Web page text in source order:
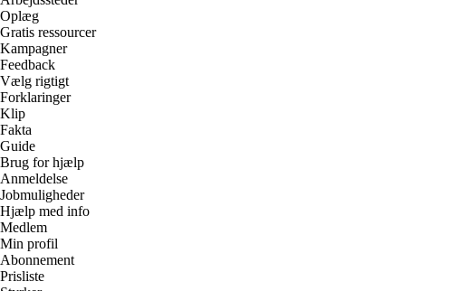
Oplæg
Gratis ressourcer
Kampagner
Feedback
Vælg rigtigt
Forklaringer
Klip
Fakta
Guide
Brug for hjælp
Anmeldelse
Jobmuligheder
Hjælp med info
Medlem
Min profil
Abonnement
Prisliste